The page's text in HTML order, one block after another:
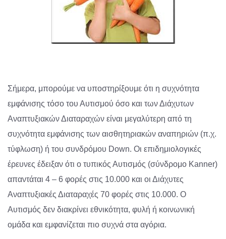
Σήμερα, μπορούμε να υποστηρίξουμε ότι η συχνότητα
εμφάνισης τόσο του Αυτισμού όσο και των Διάχυτων
Αναπτυξιακών Διαταραχών είναι μεγαλύτερη από τη
συχνότητα εμφάνισης των αισθητηριακών αναπηριών (π.χ.
τύφλωση) ή του συνδρόμου Down. Οι επιδημιολογικές
έρευνες έδειξαν ότι ο τυπικός Αυτισμός (σύνδρομο Kanner)
απαντάται 4 – 6 φορές στις 10.000 και οι Διάχυτες
Αναπτυξιακές Διαταραχές 70 φορές στις 10.000. Ο
Αυτισμός δεν διακρίνει εθνικότητα, φυλή ή κοινωνική
ομάδα και εμφανίζεται πιο συχνά στα αγόρια.